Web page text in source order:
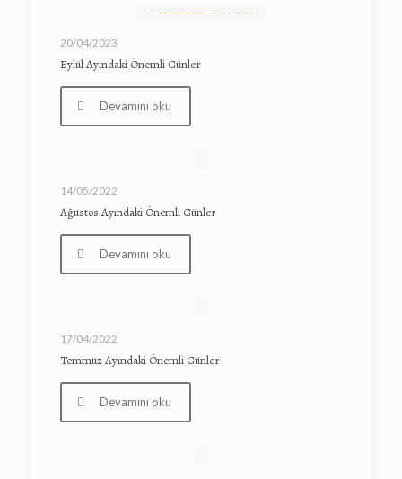
20/04/2023
Eylül Ayındaki Önemli Günler
Devamını oku
14/05/2022
Ağustos Ayındaki Önemli Günler
Devamını oku
17/04/2022
Temmuz Ayındaki Önemli Günler
Devamını oku